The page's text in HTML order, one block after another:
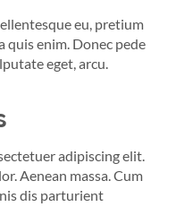
eu, pretium
quis enim. Donec pede
eget, arcu.
adipiscing elit.
Aenean massa. Cum
dis parturient